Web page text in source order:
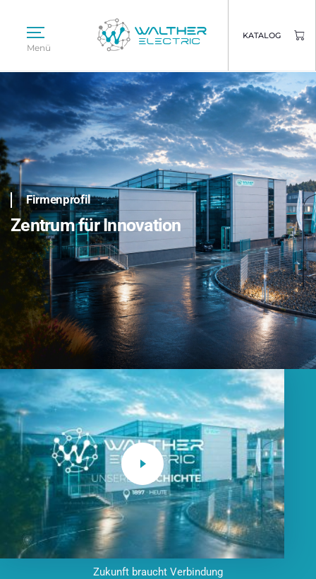
Menü
KATALOG
Firmenprofil
Zentrum für Innovation
Zukunft braucht Verbindung